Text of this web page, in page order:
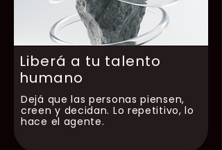
Liberá a tu talento
humano
Dejá que las personas piensen,
creen y decidan. Lo repetitivo, lo
hace el agente.